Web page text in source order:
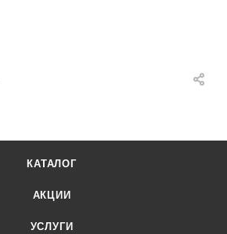
КАТАЛОГ
АКЦИИ
УСЛУГИ